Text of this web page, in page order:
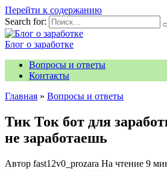
Перейти к содержанию
Search for:
Блог о заработке
Вопросы и ответы
Контакты
Главная » Вопросы и ответы
Тик Ток бот для
не заработаешь
Автор fast12v0_prozara На чтение 9